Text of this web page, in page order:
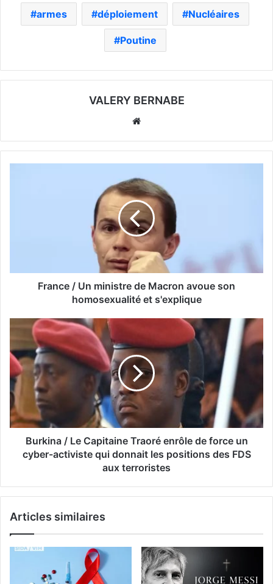
armes déploiement Nucléaires
Poutine
VALERY BERNABE
France / Un ministre de Macron avoue son
homosexualité et s'explique
Burkina / Le Capitaine Traoré enrôle de force un
cyber-activiste qui donnait les positions des FDS
aux terroristes
Articles similaires